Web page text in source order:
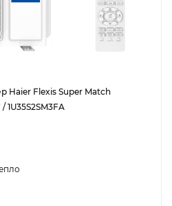
Haier Flexis Super Match
1U35S2SM3FA